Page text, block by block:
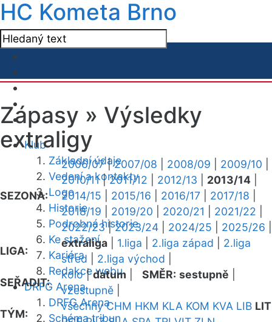
HC Kometa Brno
Klub
Základní údaje
Vedení a kontakty
Logo
Historie
Podrobná historie
Ke stažení
Kariéra
Redakce webu
DRFG Arena
DRFG Arena
Schéma tribun
Zápasy » Výsledky
extraligy
SEZONA:
2006/07|2007/08 2008/09 2009/10
2010/11|2011/12 2012/13 2013/14
2014/15
2015/16 2016/17 2017/18
2018/19
2019/20 2020/21 2021/22
2022/23|2023/24 2024/25 2025/26
LIGA:
extraliga 1.liga 2.liga západ
2.liga
střed
2.liga východ
SEŘADIT:
kolo|datum SMĚR: sestupně
vzestupně
TÝM:
všechny CHM HKM KLA KOM KVA LIB LIT